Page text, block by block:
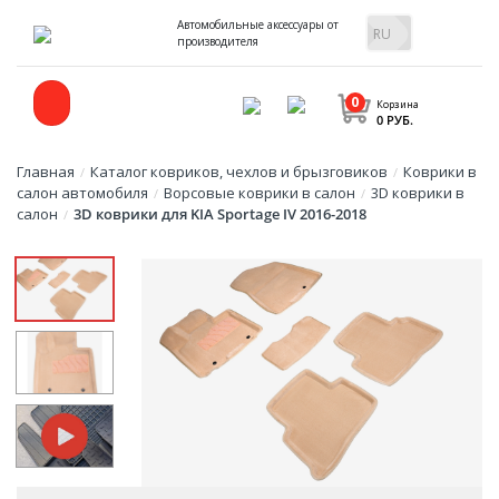
Автомобильные аксессуары от
производителя
Корзина
0
0 РУБ.
Главная / Каталог ковриков, чехлов и брызговиков / Коврики в
салон автомобиля / Ворсовые коврики в салон / 3D коврики в
салон / 3D коврики для KIA Sportage IV 2016-2018